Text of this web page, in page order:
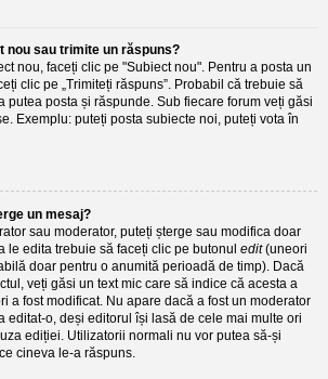
nou sau trimite un răspuns?
nou, faceți clic pe "Subiect nou". Pentru a posta un
clic pe „Trimiteți răspuns”. Probabil că trebuie să
putea posta și răspunde. Sub fiecare forum veți găsi
Exemplu: puteți posta subiecte noi, puteți vota în
un mesaj?
sau moderator, puteți șterge sau modifica doar
le edita trebuie să faceți clic pe butonul edit(uneori
doar pentru o anumită perioadă de timp). Dacă
veți găsi un text mic care să indice că acesta a
a fost modificat. Nu apare dacă a fost un moderator
editat-o, deși editorul își lasă de cele mai multe ori
ediției. Utilizatorii normali nu vor putea să-și
cineva le-a răspuns.